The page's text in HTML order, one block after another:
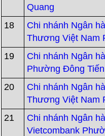
Quang
18
Chi nhánh Ngân
Thương Việt Nam
19
Chi nhánh Ngân
Phường Đông Tiến
20
Chi nhánh Ngân
Thương Việt Nam
21
Chi nhánh Ngân
Vietcombank